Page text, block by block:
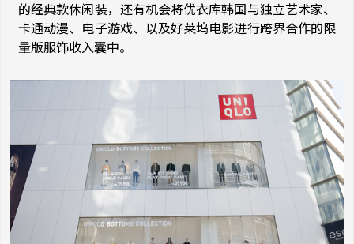
的经典款休闲装，还有机会将优衣库韩国与独立艺术家、
卡通动漫、电子游戏、以及好莱坞电影进行跨界合作的限
量版服饰收入囊中。